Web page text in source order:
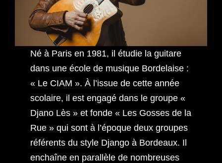
Né à Paris en 1981, il étudie la guitare
dans une école de musique Bordelaise :
« Le CIAM ». À l’issue de cette année
scolaire, il est engagé dans le groupe «
Djano Lès » et fonde « Les Gosses de la
Rue » qui sont à l’époque deux groupes
référents du style Django à Bordeaux. Il
enchaîne en parallèle de nombreuses